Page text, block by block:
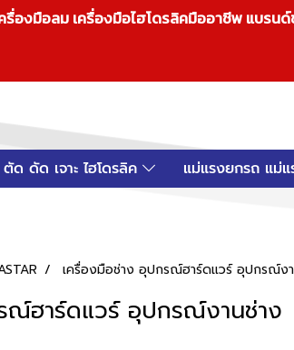
องมือลม เครื่องมือไฮโดรลิคมืออาชีพ แบร
ด ดัด เจาะ ไฮโดรลิค แม่แรงยกรถ แม่แ
เครื่องมือช่าง อุปกรณ์ฮาร์ดแวร์ อุปกรณ์ง
ณ์ฮาร์ดแวร์ อุปกรณ์งานช่าง